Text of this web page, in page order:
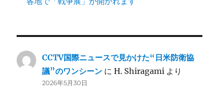
CCTV国際ニュースで見かけた“日米防衛協
議”のワンシーン にH. Shiragami より
2026年5月30日